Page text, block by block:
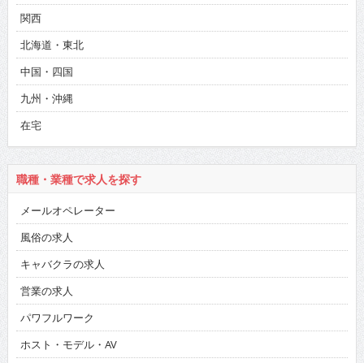
関西
北海道・東北
中国・四国
九州・沖縄
在宅
職種・業種で求人を探す
メールオペレーター
風俗の求人
キャバクラの求人
営業の求人
パワフルワーク
ホスト・モデル・AV